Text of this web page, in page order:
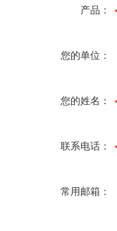
产品：
您的单位：
您的姓名：
联系电话：
常用邮箱：